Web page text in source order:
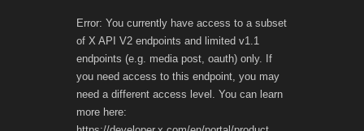
Error: You currently have access to a subset
of X API V2 endpoints and limited v1.1
endpoints (e.g. media post, oauth) only. If
you need access to this endpoint, you may
need a different access level. You can learn
more here: